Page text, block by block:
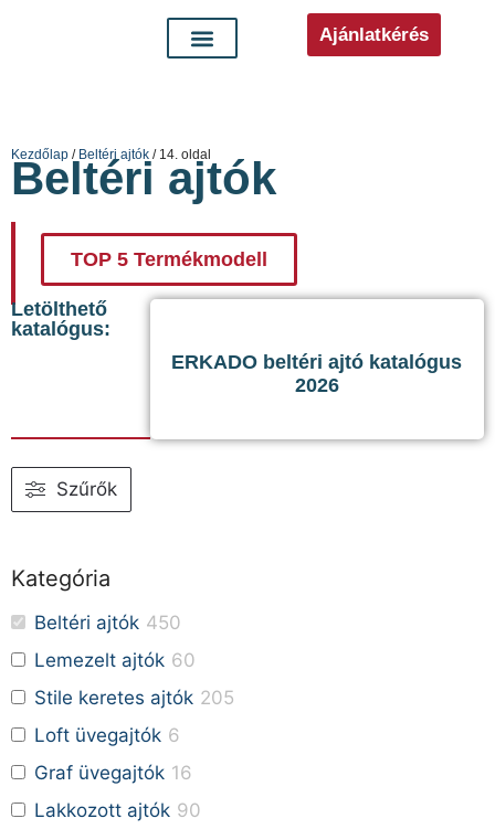
Ajánlatkérés
Kezdőlap / Beltéri ajtók / 14. oldal
Beltéri ajtók
TOP 5 Termékmodell
Letölthető
katalógus:
ERKADO beltéri ajtó katalógus
2026
Szűrők
Kategória
Beltéri ajtók 450
Lemezelt ajtók 60
Stile keretes ajtók 205
Loft üvegajtók 6
Graf üvegajtók 16
Lakkozott ajtók 90